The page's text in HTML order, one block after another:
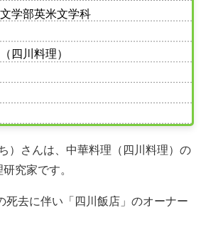
学部英米文学科
四川料理）
）さんは、中華料理（四川料理）の
究家です。
死去に伴い「四川飯店」のオーナー